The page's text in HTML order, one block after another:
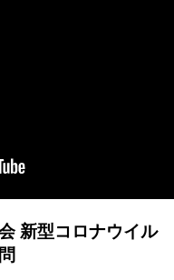
新型コロナウイル